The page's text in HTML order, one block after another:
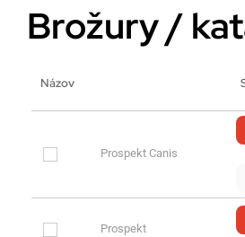
Brožury /
Názov
Prospekt Canis
Prospekt